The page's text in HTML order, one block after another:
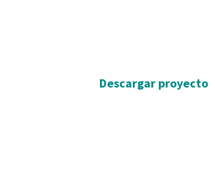
Descargar proyecto